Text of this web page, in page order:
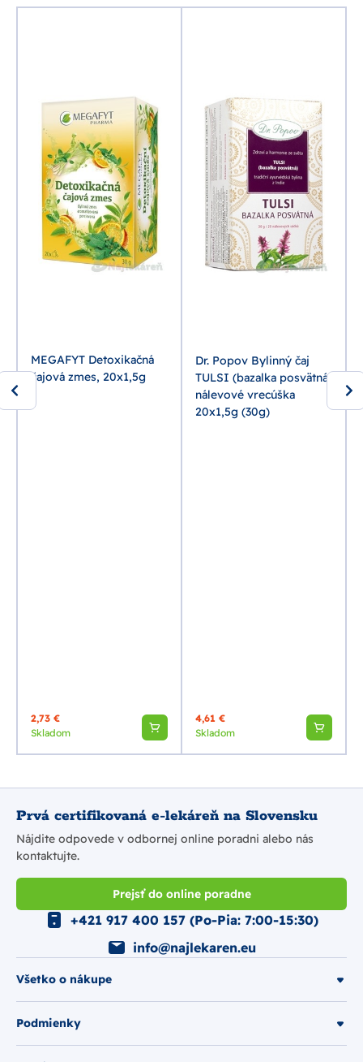
MEGAFYT Detoxikačná
čajová zmes, 20x1,5g
2,73 €
Skladom
Dr. Popov Bylinný čaj
TULSI (bazalka posvätná)
nálevové vrecúška
20x1,5g (30g)
4,61 €
Skladom
Prvá certifikovaná e-lekáreň na Slovensku
Nájdite odpovede v odbornej online poradni alebo nás
kontaktujte.
Prejsť do online poradne
Všetko o nákupe
Podmienky
+421 917 400 157 (Po-Pia: 7:00-15:30)
info@najlekaren.eu